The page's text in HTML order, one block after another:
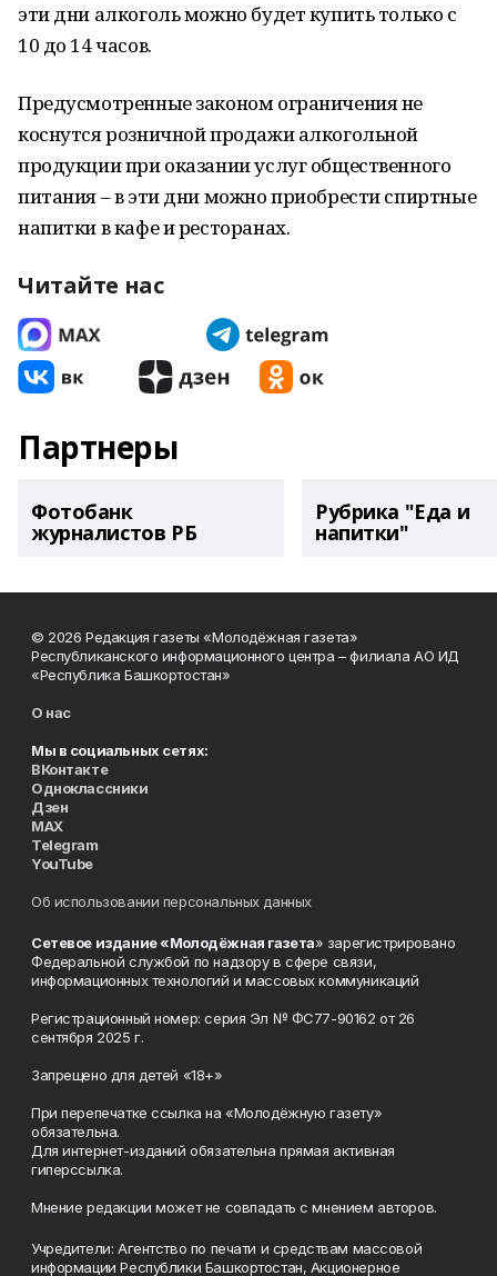
эти дни алкоголь можно будет купить только с
10 до 14 часов.
Предусмотренные законом ограничения не
коснутся розничной продажи алкогольной
продукции при оказании услуг общественного
питания – в эти дни можно приобрести спиртные
напитки в кафе и ресторанах.
Читайте нас
Партнеры
Фотобанк
журналистов РБ
Рубрика "Еда и
напитки"
© 2026 Редакция газеты «Молодёжная газета»
Республиканского информационного центра – филиала АО ИД
«Республика Башкортостан»
О нас
Мы в социальных сетях:
ВКонтакте
Одноклассники
Дзен
MAX
Telegram
YouTube
Об использовании персональных данных
Сетевое издание «Молодёжная газета» зарегистрировано
Федеральной службой по надзору в сфере связи,
информационных технологий и массовых коммуникаций
Регистрационный номер: серия Эл № ФС77-90162 от 26
сентября 2025 г.
Запрещено для детей «18+»
При перепечатке ссылка на «Молодёжную газету»
обязательна.
Для интернет-изданий обязательна прямая активная
гиперссылка.
Мнение редакции может не совпадать с мнением авторов.
Учредители: Агентство по печати и средствам массовой
информации Республики Башкортостан, Акционерное